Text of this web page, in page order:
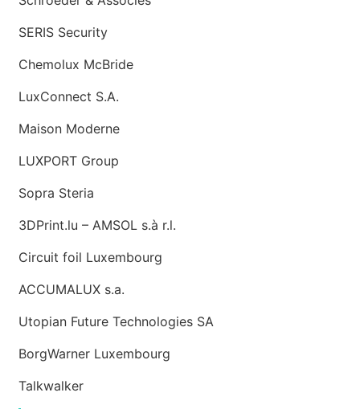
SERIS Security
Chemolux McBride
LuxConnect S.A.
Maison Moderne
LUXPORT Group
Sopra Steria
3DPrint.lu – AMSOL s.à r.l.
Circuit foil Luxembourg
ACCUMALUX s.a.
Utopian Future Technologies SA
BorgWarner Luxembourg
Talkwalker